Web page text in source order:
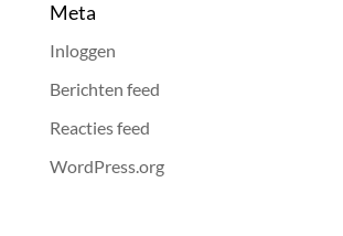
Meta
Inloggen
Berichten feed
Reacties feed
WordPress.org